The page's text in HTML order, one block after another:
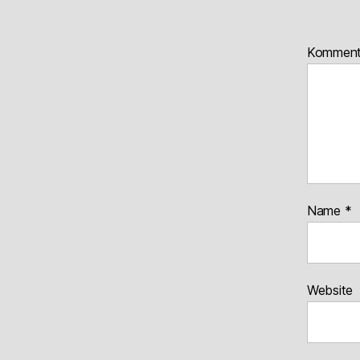
Name *
Website